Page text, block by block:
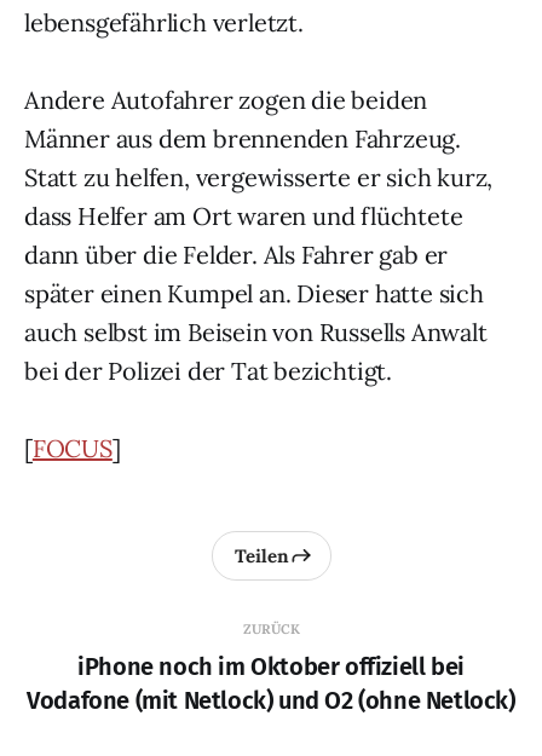
lebensgefährlich verletzt.
Andere Autofahrer zogen die beiden
Männer aus dem brennenden Fahrzeug.
Statt zu helfen, vergewisserte er sich kurz,
dass Helfer am Ort waren und flüchtete
dann über die Felder. Als Fahrer gab er
später einen Kumpel an. Dieser hatte sich
auch selbst im Beisein von Russells Anwalt
bei der Polizei der Tat bezichtigt.
[FOCUS]
ZURÜCK
iPhone noch im Oktober offiziell bei
Vodafone (mit Netlock) und O2 (ohne Netlock)
Teilen